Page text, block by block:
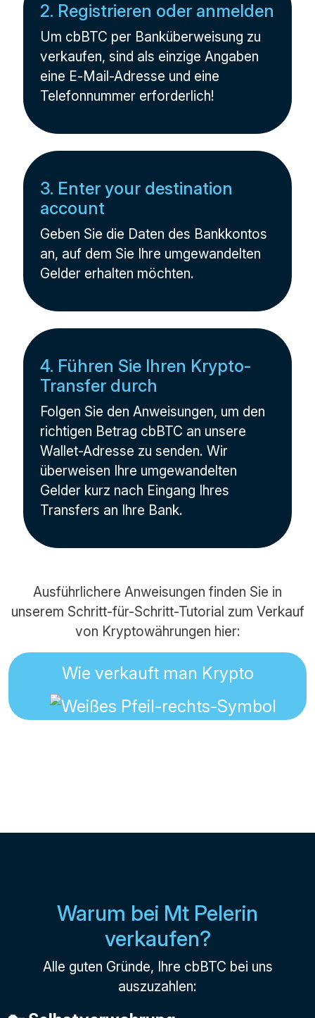
2. Registrieren oder anmelden
Um cbBTC per Banküberweisung zu
verkaufen, sind als einzige Angaben
eine E-Mail-Adresse und eine
Telefonnummer erforderlich!
3. Enter your destination
account
Geben Sie die Daten des Bankkontos
an, auf dem Sie Ihre umgewandelten
Gelder erhalten möchten.
4. Führen Sie Ihren Krypto-
Transfer durch
Folgen Sie den Anweisungen, um den
richtigen Betrag cbBTC an unsere
Wallet-Adresse zu senden. Wir
überweisen Ihre umgewandelten
Gelder kurz nach Eingang Ihres
Transfers an Ihre Bank.
Ausführlichere Anweisungen finden Sie in
unserem Schritt-für-Schritt-Tutorial zum Verkauf
von Kryptowährungen hier:
Wie verkauft man Krypto
Warum bei Mt Pelerin
verkaufen?
Alle guten Gründe, Ihre cbBTC bei uns
auszuzahlen: